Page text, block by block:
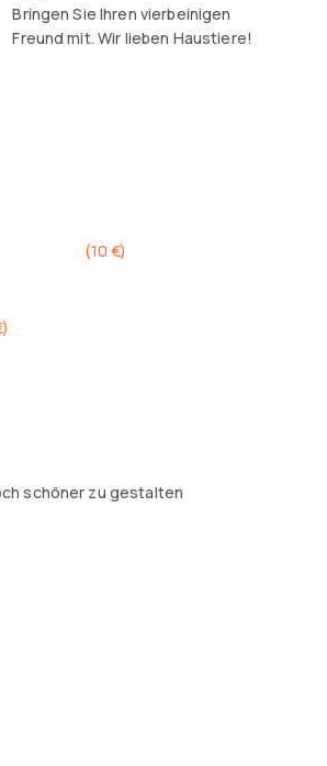
Bringen Sie Ihren vierbeinigen
Freund mit. Wir lieben Haustiere!
(10 €)
)
schöner zu gestalten